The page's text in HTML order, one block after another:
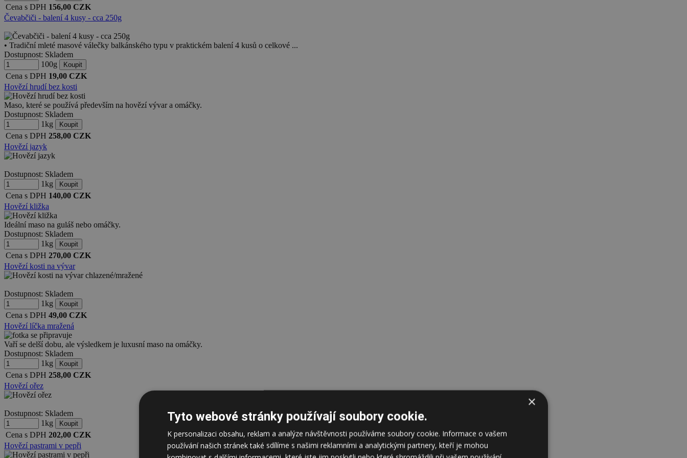
Cena s DPH 156,00 CZK
Čevabčiči - balení 4 kusy - cca 250g
• Tradiční mleté masové válečky balkánského typu v praktickém balení 4 kusů o celkové ...
Dostupnost: Skladem
100g
Cena s DPH 19,00 CZK
Hovězí hrudí bez kosti
Maso, které se používá především na hovězí vývar a omáčky.
Dostupnost: Skladem
1kg
Cena s DPH 258,00 CZK
Hovězí jazyk
Dostupnost: Skladem
1kg
Cena s DPH 140,00 CZK
Hovězí kližka
Ideální maso na guláš nebo omáčky.
Dostupnost: Skladem
1kg
Cena s DPH 270,00 CZK
Hovězí kosti na vývar
Dostupnost: Skladem
1kg
Cena s DPH 49,00 CZK
Hovězí líčka mražená
Vaří se delší dobu, ale výsledkem je luxusní maso na omáčky.
Dostupnost: Skladem
1kg
Cena s DPH 258,00 CZK
Hovězí ořez
Dostupnost: Skladem
1kg
Cena s DPH 202,00 CZK
Hovězí pastrami v pepři
×
Tyto webové stránky používají soubory cookie.
K personalizaci obsahu, reklam a analýze návštěvnosti používáme soubory cookie. Informace o vašem
používání našich stránek také sdílíme s našimi reklamními a analytickými partnery, kteří je mohou